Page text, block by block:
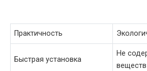
Практичность
Быстрая установка
Не
веществ